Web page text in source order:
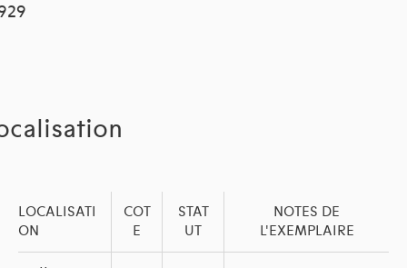
LOCALISATI
ON
COT
E
STAT
UT
NOTES DE
L'EXEMPLAIRE